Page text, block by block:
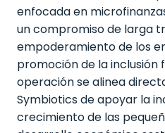
enfocada en
un compromiso de larga
empoderamiento de los
promoción de la inclusión
operación se alinea
Symbiotics de apoyar la
crecimiento de las